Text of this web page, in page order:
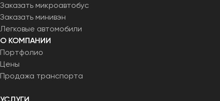
Заказать микроавтобус
Заказать минивэн
Легковые автомобили
О КОМПАНИИ
Портфолио
Цены
Продажа транспорта